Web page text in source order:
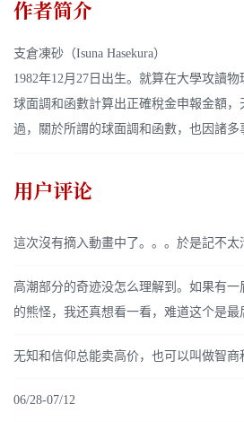
作者简介
支倉凍砂（Isuna Hasekura）
1982年12月27日出生。就算在大學攻讀
球面調和函數計算出正確稅金申報金額
過，關於所謂的球面調和函數，也因諸多
用户评论
這次沒有摘入動畫中了。。。於是記不太
高潮部分的奇迹没怎么理解到。如果有
的熊怪，我还真想看一看，难道这个是最
无知和信仰总能卖高价，也可以叫做智商
06/28-07/12